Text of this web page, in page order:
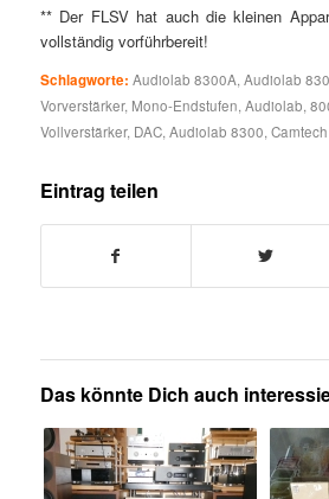
** Der FLSV hat auch die kleinen
vollständig vorführbereit!
Schlagworte: Audiolab 8300A, Audiolab
Vorverstärker, Mono-Endstufen, Audiolab,
Vollverstärker, DAC, Audiolab 8300, Camtech
Eintrag teilen
Das könnte Dich auch